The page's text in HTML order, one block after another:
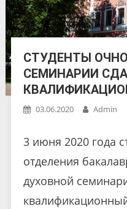
СТУДЕНТЫ
СЕМИНАРИИ
03.06.2020 Admin
3 июня 2020 года
отделения
духовной